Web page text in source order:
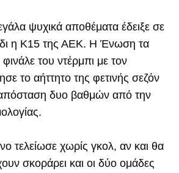
ψυχικά αποθέματα έδειξε σε
η Κ15 της ΑΕΚ. Η Ένωση τα
του ντέρμπι με τον
το αήττητο της φετινής σεζόν
απόσταση δυο βαθμών από την
τελείωσε χωρίς γκολ, αν και θα
σκοράρει και οι δύο ομάδες